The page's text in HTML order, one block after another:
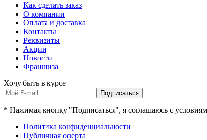
Как сделать заказ
О компании
Оплата и доставка
Контакты
Реквизиты
Акции
Новости
Франшиза
Хочу быть в курсе
Подписаться
* Нажимая кнопку "Подписаться", я соглашаюсь с
Политика конфиденциальности
Публичная оферта